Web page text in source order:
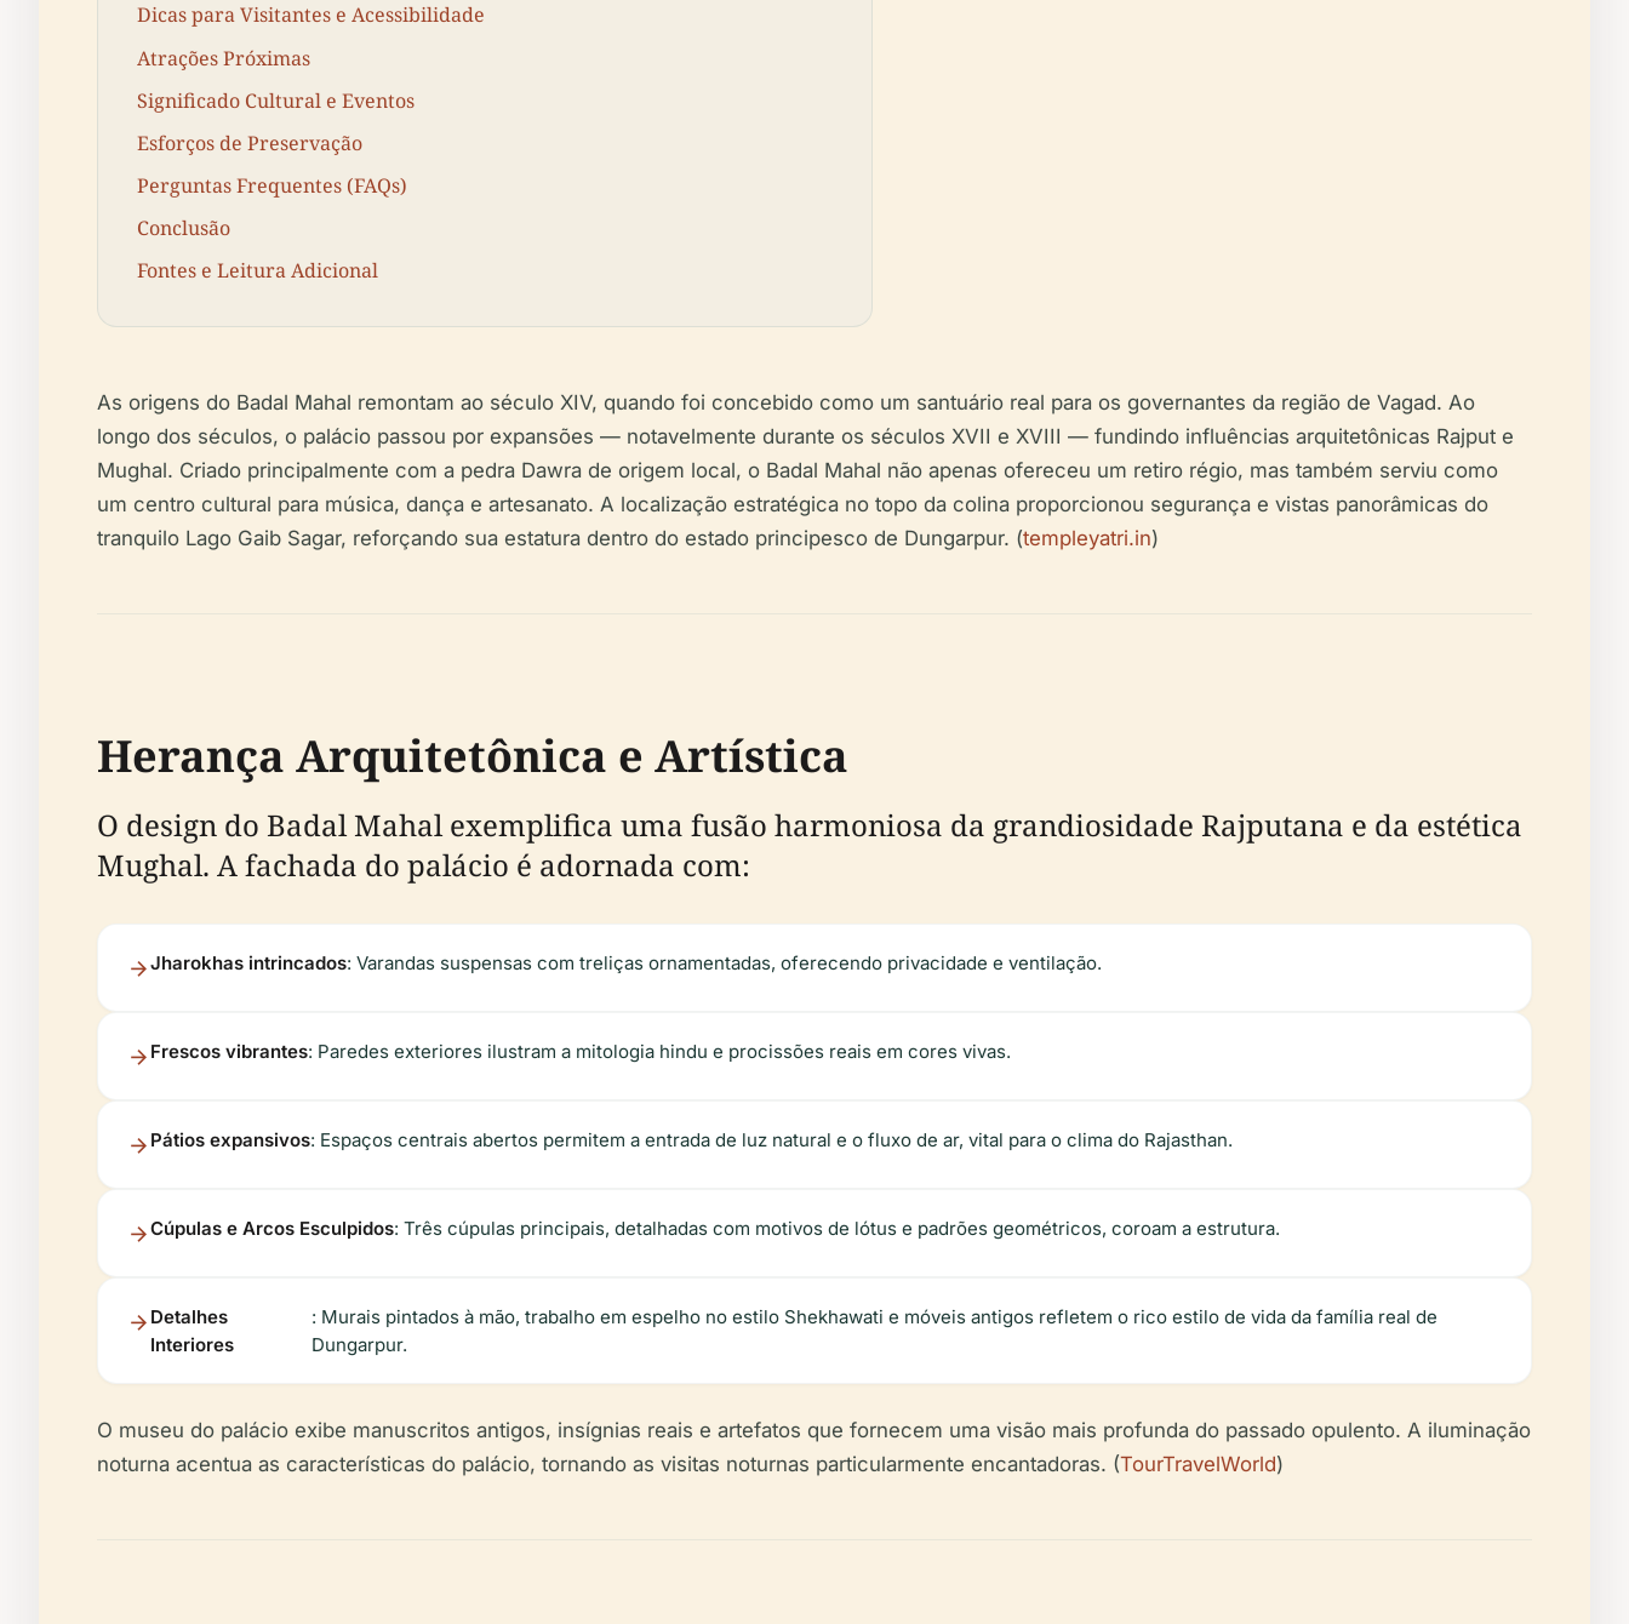
Dicas para Visitantes e Acessibilidade
Atrações Próximas
Significado Cultural e Eventos
Esforços de Preservação
Perguntas Frequentes (FAQs)
Conclusão
Fontes e Leitura Adicional
As origens do Badal Mahal remontam ao século XIV, quando foi concebido como um santuário real para os governantes da região de Vagad. Ao
longo dos séculos, o palácio passou por expansões — notavelmente durante os séculos XVII e XVIII — fundindo influências arquitetônicas Rajput e
Mughal. Criado principalmente com a pedra Dawra de origem local, o Badal Mahal não apenas ofereceu um retiro régio, mas também serviu como
um centro cultural para música, dança e artesanato. A localização estratégica no topo da colina proporcionou segurança e vistas panorâmicas do
tranquilo Lago Gaib Sagar, reforçando sua estatura dentro do estado principesco de Dungarpur. (templeyatri.in)
Herança Arquitetônica e Artística
O design do Badal Mahal exemplifica uma fusão harmoniosa da grandiosidade Rajputana e da estética
Mughal. A fachada do palácio é adornada com:
Jharokhas intrincados: Varandas suspensas com treliças ornamentadas, oferecendo privacidade e ventilação.
Frescos vibrantes: Paredes exteriores ilustram a mitologia hindu e procissões reais em cores vivas.
Pátios expansivos: Espaços centrais abertos permitem a entrada de luz natural e o fluxo de ar, vital para o clima do Rajasthan.
Cúpulas e Arcos Esculpidos: Três cúpulas principais, detalhadas com motivos de lótus e padrões geométricos, coroam a estrutura.
Detalhes
Interiores
: Murais pintados à mão, trabalho em espelho no estilo Shekhawati e móveis antigos refletem o rico estilo de vida da família real de
Dungarpur.
O museu do palácio exibe manuscritos antigos, insígnias reais e artefatos que fornecem uma visão mais profunda do passado opulento. A iluminação
noturna acentua as características do palácio, tornando as visitas noturnas particularmente encantadoras. (TourTravelWorld)